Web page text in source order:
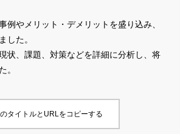
例やメリット・デメリットを盛り込み、
した。
状、課題、対策などを詳細に分析し、将
。
タイトルとURLをコピーする